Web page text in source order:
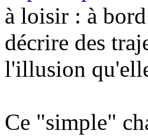
à loisir : à
décrire des
l'illusion
Ce "simple"